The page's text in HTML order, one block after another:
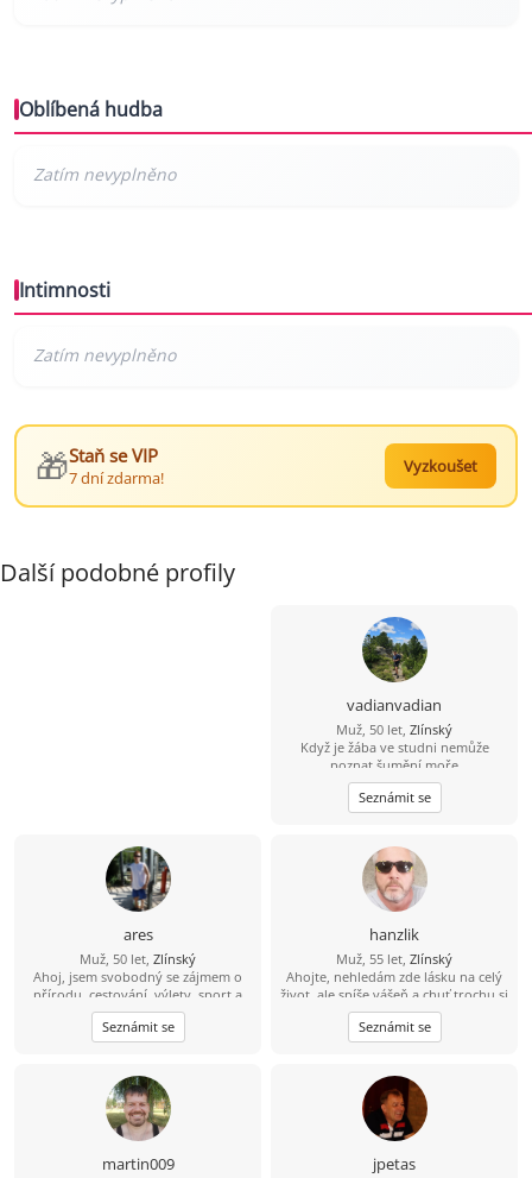
Oblíbená hudba
Intimnosti
🎁Staň se VIP
7 dní zdarma!
Vyzkoušet
Další podobné profily
vadianvadian
Muž, 50 let, Zlínský
Když je žába ve studni nemůže
poznat šumění moře
Seznámit se
ares
Muž, 50 let, Zlínský
Ahoj, jsem svobodný se zájmem o
přírodu, cestování, výlety, sport a
rád bych poznal fajn holku do
pohody i nepohody...
Seznámit se
hanzlik
Muž, 55 let, Zlínský
Ahojte, nehledám zde lásku na celý
život, ale spíše vášeň a chuť trochu si
ještě užít sexu. Nabízím diskrétnost,
serióznost, mobilitu a hlavně velkou
chuť. Pokud jsi na tom podobně,
Seznámit se
martin009 jpetas